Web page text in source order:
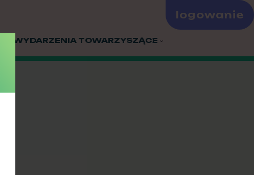
WYDARZENIA TOWARZYSZĄCE
logowanie